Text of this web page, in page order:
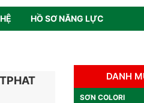
HỒ SƠ NĂNG LỰC
DANH
SƠN COLORI